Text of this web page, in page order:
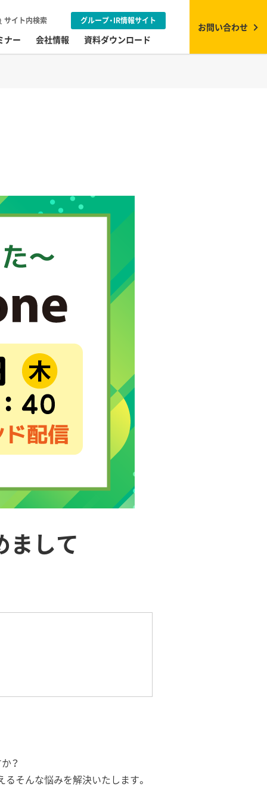
ナー 会社情報 資料ダウンロード
サイト内検索 グループ・IR情報サイト
お問い合わせ
して
？
そんな悩みを解決いたします。